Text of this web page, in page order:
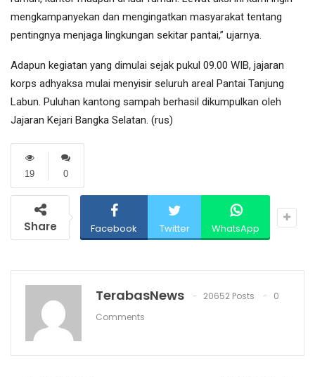
mengkampanyekan dan mengingatkan masyarakat tentang
pentingnya menjaga lingkungan sekitar pantai,” ujarnya.
Adapun kegiatan yang dimulai sejak pukul 09.00 WIB, jajaran
korps adhyaksa mulai menyisir seluruh areal Pantai Tanjung
Labun. Puluhan kantong sampah berhasil dikumpulkan oleh
Jajaran Kejari Bangka Selatan. (rus)
0
19
Share Facebook Twitter WhatsApp
TerabasNews 20652 Posts
0
Comments